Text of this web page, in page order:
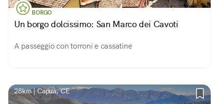
BORGO
Un borgo dolcissimo: San Marco dei Cavoti
A passeggio con torroni e cassatine
28km | Capua, CE